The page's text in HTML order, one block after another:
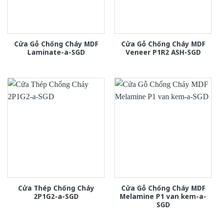
Cửa Gỗ Chống Cháy MDF
Laminate-a-SGD
Cửa Gỗ Chống Cháy MDF
Veneer P1R2 ASH-SGD
Cửa Thép Chống Cháy
2P1G2-a-SGD
Cửa Gỗ Chống Cháy MDF
Melamine P1 van kem-a-
SGD